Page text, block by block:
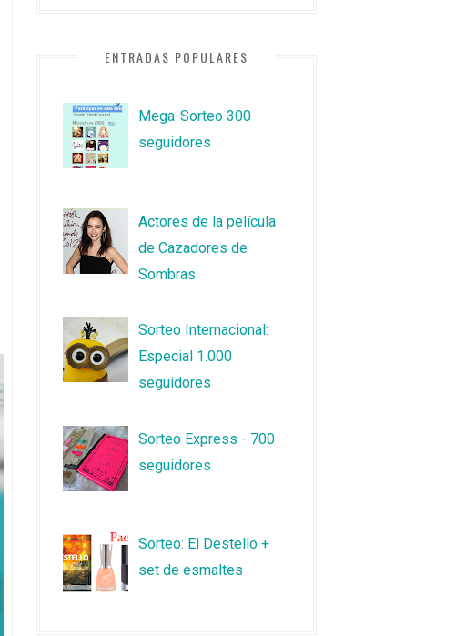
ENTRADAS POPULARES
Mega-Sorteo 300
seguidores
Actores de la película
de Cazadores de
Sombras
Sorteo Internacional:
Especial 1.000
seguidores
Sorteo Express - 700
seguidores
Sorteo: El Destello +
set de esmaltes